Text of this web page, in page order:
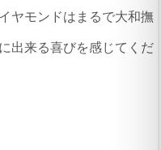
ヤモンドはまるで大和撫
出来る喜びを感じてくだ